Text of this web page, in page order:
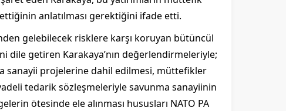
anlatılması gerektiğini ifade etti.
gelebilecek risklere karşı koruyan bütüncül
dile getiren Karakaya’nın değerlendirmeleriyle;
sanayii projelerine dahil edilmesi, müttefikler
vadeli tedarik sözleşmeleriyle savunma sanayiinin
ötesinde ele alınması hususları NATO PA